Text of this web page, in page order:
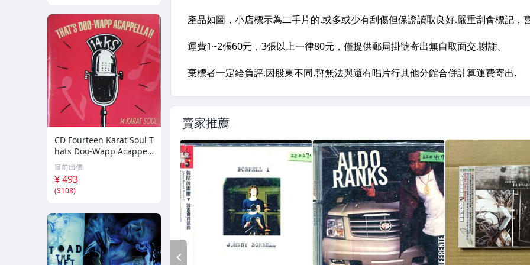
賣家推薦
CD Fourteen Karat Soul T
hats Doo-Wapp Acappell
a PCCY00374 Canyon Int
ernational /00110
目前出價
¥ 493
($108)